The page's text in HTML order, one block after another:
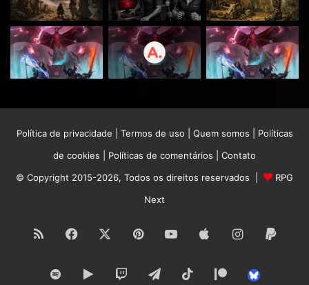
Política de privacidade Termos de uso Quem somos
Políticas
de cookies
Políticas de comentários
Contato
© Copyright 2015-2026, Todos os direitos reservados |
RPG
Next
RSS Facebook PinterestYouTubeAppleInstagram
SpotifyGoogle TwitchTelegramTikTokPatreon